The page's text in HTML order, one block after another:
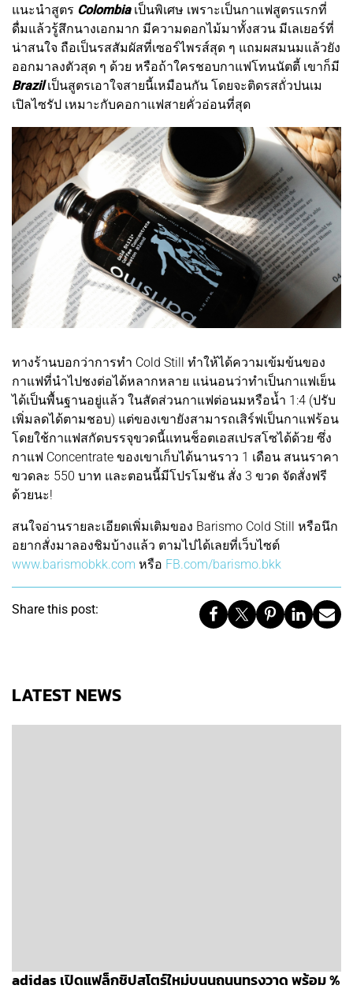
แนะนำสูตร Colombiaเป็นพิเศษ เพราะเป็นกาแฟสูตรแรกที่
ดื่มแล้วรู้สึกนางเอกมาก มีความดอกไม้มาทั้งสวน มีเลเยอร์ที่
น่าสนใจ ถือเป็นรสสัมผัสที่เซอร์ไพรส์สุด ๆ แถมผสมนมแล้วยัง
ออกมาลงตัวสุด ๆ ด้วย หรือถ้าใครชอบกาแฟโทนนัตตี้ เขาก็มี
Brazilเป็นสูตรเอาใจสายนี้เหมือนกัน โดยจะติดรสถั่วปนเม
เปิลไซรัป เหมาะกับคอกาแฟสายคั่วอ่อนที่สุด
ทางร้านบอกว่าการทำ Cold Still ทำให้ได้ความเข้มข้นของ
กาแฟที่นำไปชงต่อได้หลากหลาย แน่นอนว่าทำเป็นกาแฟเย็น
ได้เป็นพื้นฐานอยู่แล้ว ในสัดส่วนกาแฟต่อนมหรือน้ำ 1:4 (ปรับ
เพิ่มลดได้ตามชอบ) แต่ของเขายังสามารถเสิร์ฟเป็นกาแฟร้อน
โดยใช้กาแฟสกัดบรรจุขวดนี้แทนช็อตเอสเปรสโซได้ด้วย ซึ่ง
กาแฟ Concentrate ของเขาเก็บได้นานราว 1 เดือน สนนราคา
ขวดละ 550 บาท และตอนนี้มีโปรโมชัน สั่ง 3 ขวด จัดสั่งฟรี
ด้วยนะ!
สนใจอ่านรายละเอียดเพิ่มเติมของ Barismo Cold Still หรือนึก
อยากสั่งมาลองชิมบ้างแล้ว ตามไปได้เลยที่เว็บไซต์
www.barismobkk.com หรือ FB.com/barismo.bkk
Share this post:
LATEST NEWS
adidas เปิดแฟล็กชิปสโตร์ใหม่บนนถนนทรงวาด พร้อม %